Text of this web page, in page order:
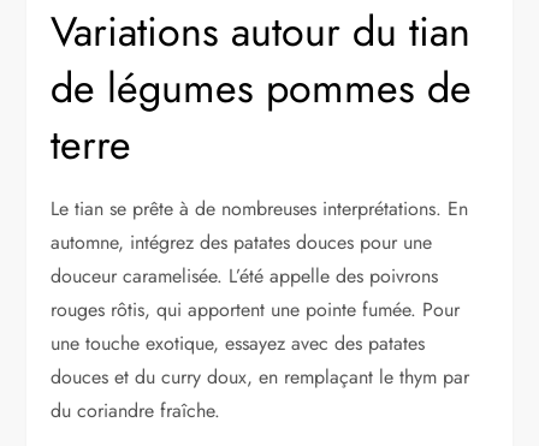
Variations autour du tian
de légumes pommes de
terre
Le tian se prête à de nombreuses interprétations. En
automne, intégrez des patates douces pour une
douceur caramelisée. L’été appelle des poivrons
rouges rôtis, qui apportent une pointe fumée. Pour
une touche exotique, essayez avec des patates
douces et du curry doux, en remplaçant le thym par
du coriandre fraîche.